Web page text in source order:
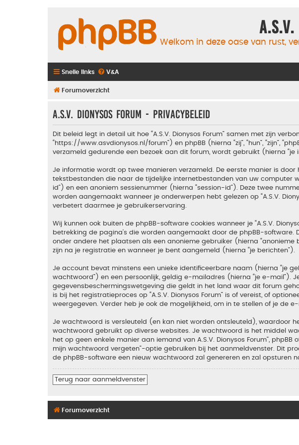
Welkom in deze oase van rust,
Snelle links V&A
Forumoverzicht
A.S.V. Dionysos Forum - Privacybeleid
Dit beleid legt in detail uit hoe “A.S.V. Dionysos Forum” samen met zijn
“https://www.asvdionysos.nl/forum”) en phpBB (hierna “zij”, “hun”, “zijn”,
verzameld gedurende een bezoek aan dit forum, wordt gebruikt (hierna “je
Je informatie wordt op twee manieren verzameld. De eerste manier is
tekstbestanden die naar de tijdelijke internetbestanden van uw computer
id”) en een anoniem sessienummer (hierna “session-id”). Deze twee
worden aangemaakt wanneer je onderwerpen hebt gelezen op “A.S.V.
verbetert daarmee je gebruikerservaring.
Wij kunnen ook buiten de phpBB-software cookies wanneer je “A.S.V.
betrekking de pagina’s die worden aangemaakt door de phpBB-
onder andere het plaatsen als een anonieme gebruiker (hierna “anonieme
zijn na je registratie en wanneer je bent aangemeld (hierna “je berichten”).
Je account bevat minstens een unieke identificeerbare naam (hierna “je
wachtwoord”) en een persoonlijk, geldig e-mailadres (hierna “je e-mail”).
gegevensbeschermingswetgeving die geldt in het land waar dit forum
is bij het registratieproces op “A.S.V. Dionysos Forum” is of vereist, of
weergegeven. Verder heb je ook de mogelijkheid, om in te stellen of je
Je wachtwoord is versleuteld (en kan niet worden ontsleuteld), waardoor
wachtwoord gebruikt op diverse websites. Je wachtwoord is het middel
het op geen enkele manier aan iemand van A.S.V. Dionysos Forum”,
mijn wachtwoord vergeten”-optie gebruiken bij het aanmeldvenster. Dit
de phpBB-software een nieuw wachtwoord zal genereren en zal opsturen
Terug naar aanmeldvenster
Forumoverzicht